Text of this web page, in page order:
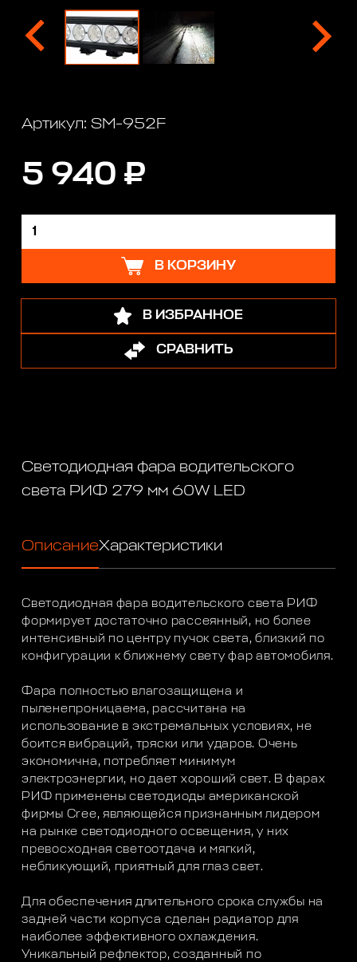
Артикул: SM-952F
5 940 ₽
В КОРЗИНУ
В ИЗБРАННОЕ
СРАВНИТЬ
Светодиодная фара водительского
света РИФ 279 мм 60W LED
ОписаниеХарактеристики
Светодиодная фара водительского света РИФ
формирует достаточно рассеянный, но более
интенсивный по центру пучок света, близкий по
конфигурации к ближнему свету фар автомобиля.
Фара полностью влагозащищена и
пыленепроницаема, рассчитана на
использование в экстремальных условиях, не
боится вибраций, тряски или ударов. Очень
экономична, потребляет минимум
электроэнергии, но дает хороший свет. В фарах
РИФ применены светодиоды американской
фирмы Cree, являющейся признанным лидером
на рынке светодиодного освещения, у них
превосходная светоотдача и мягкий,
небликующий, приятный для глаз свет.
Для обеспечения длительного срока службы на
задней части корпуса сделан радиатор для
наиболее эффективного охлаждения.
Уникальный рефлектор, созданный по